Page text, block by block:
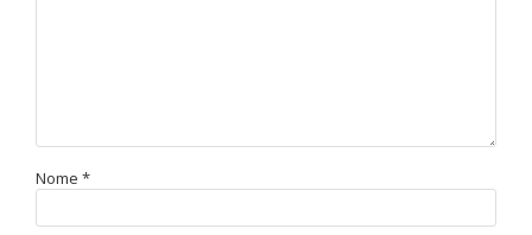
Nome *